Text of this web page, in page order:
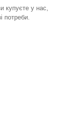
купуєте у нас,
потреби.